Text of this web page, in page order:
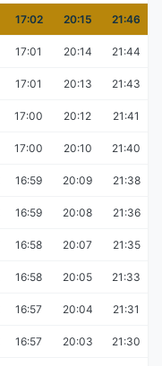
17:02 20:15 21:46
17:01 20:14 21:44
17:01 20:13 21:43
17:00 20:12 21:41
17:00 20:10 21:40
16:59 20:09 21:38
16:59 20:08 21:36
16:58 20:07 21:35
16:58 20:05 21:33
16:57 20:04 21:31
16:57 20:03 21:30